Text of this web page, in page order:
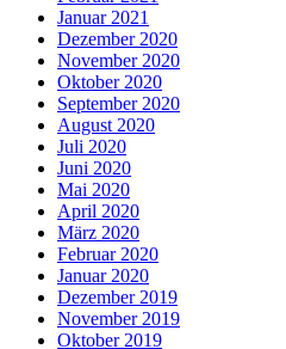
Januar 2021
Dezember 2020
November 2020
Oktober 2020
September 2020
August 2020
Juli 2020
Juni 2020
Mai 2020
April 2020
März 2020
Februar 2020
Januar 2020
Dezember 2019
November 2019
Oktober 2019